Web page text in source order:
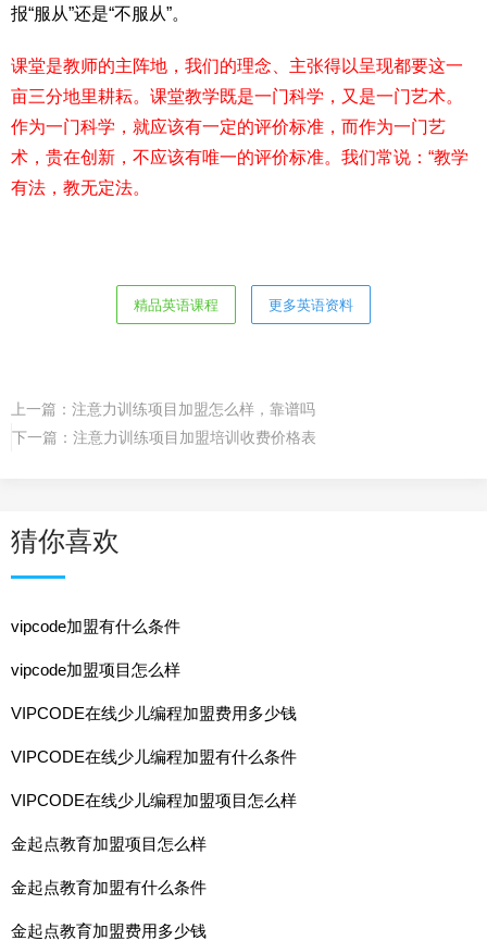
报“服从”还是“不服从”。
课堂是教师的主阵地，我们的理念、主张得以呈现都要这一
亩三分地里耕耘。课堂教学既是一门科学，又是一门艺术。
作为一门科学，就应该有一定的评价标准，而作为一门艺
术，贵在创新，不应该有唯一的评价标准。我们常说：“教学
有法，教无定法。
精品英语课程 更多英语资料
上一篇： 注意力训练项目加盟怎么样，靠谱吗
下一篇： 注意力训练项目加盟培训收费价格表
猜你喜欢
vipcode加盟有什么条件
vipcode加盟项目怎么样
VIPCODE在线少儿编程加盟费用多少钱
VIPCODE在线少儿编程加盟有什么条件
VIPCODE在线少儿编程加盟项目怎么样
金起点教育加盟项目怎么样
金起点教育加盟有什么条件
金起点教育加盟费用多少钱